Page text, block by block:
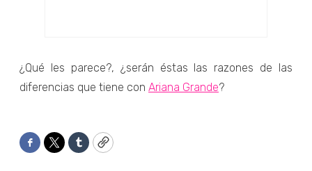
¿Qué les parece?, ¿serán éstas las razones de las
diferencias que tiene con Ariana Grande?
Facebook
TwitterTumblrCopy